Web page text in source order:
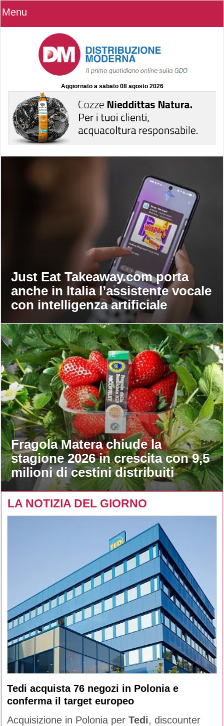
Menu
Aggiornato a sabato 08 agosto 2026
Just Eat Takeaway.com porta
anche in Italia l’assistente vocale
con intelligenza artificiale
Fragola Matera chiude la
stagione 2026 in crescita con 9,5
milioni di cestini distribuiti
LA NOTIZIA DEL GIORNO
Tedi acquista 76 negozi in Polonia e
conferma il target europeo
Acquisizione in Polonia per Tedi, discounter